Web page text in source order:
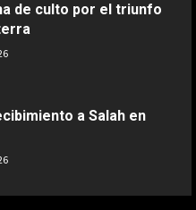
alcachofas
con senderuelas
de culto por el triunfo
a Salah en